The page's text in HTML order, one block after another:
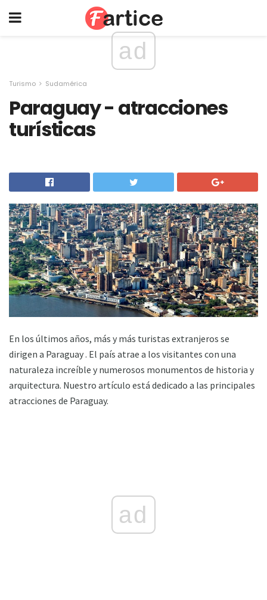
ad
Turismo Sudamérica
Paraguay - atracciones
turísticas
En los últimos años, más y más turistas extranjeros se
dirigen a Paraguay . El país atrae a los visitantes con una
naturaleza increíble y numerosos monumentos de historia y
arquitectura. Nuestro artículo está dedicado a las principales
atracciones de Paraguay.
ad